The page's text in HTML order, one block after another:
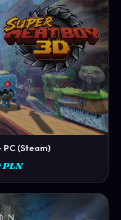
PC (Steam)
PLN